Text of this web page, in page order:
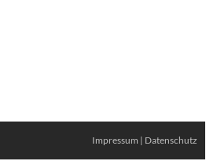
Impressum | Datenschutz